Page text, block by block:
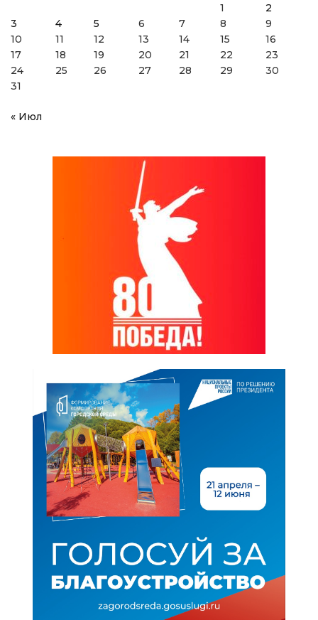
1
2
3
4 5 6 7 8
9
10
11 12 13 14 15
16
17
18 19 20 21 22
23
24
25 26 27 28 29
30
31
« Июл